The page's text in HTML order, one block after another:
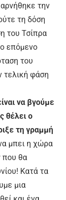
την
τη δόση
του Τσίπρα
επόμενο
του
τελική φάση
να βγούμε
θέλει ο
τη γραμμή
μπει η χώρα
που θα
Κατά τα
μια